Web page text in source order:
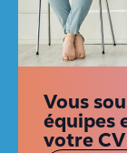
Vous
équipes
votre CV